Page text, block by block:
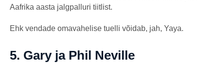
Aafrika aasta jalgpalluri tiitlist.
Ehk vendade omavahelise tuelli võidab, jah, Yaya.
5. Gary ja Phil Neville